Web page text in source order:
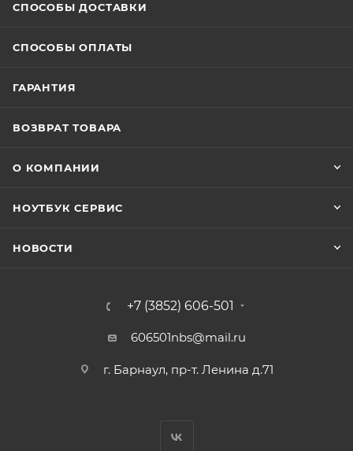
СПОСОБЫ ДОСТАВКИ
СПОСОБЫ ОПЛАТЫ
ГАРАНТИЯ
ВОЗВРАТ ТОВАРА
О КОМПАНИИ
НОУТБУК СЕРВИС
НОВОСТИ
+7 (3852) 606-501
606501nbs@mail.ru
г. Барнаул, пр-т. Ленина д.71